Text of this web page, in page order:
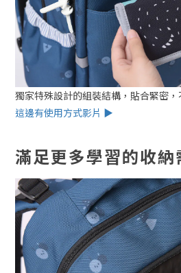
獨家特殊設計的組裝結構，貼合緊密，
這邊有使用方式影片 ▶
滿足更多學習的收納